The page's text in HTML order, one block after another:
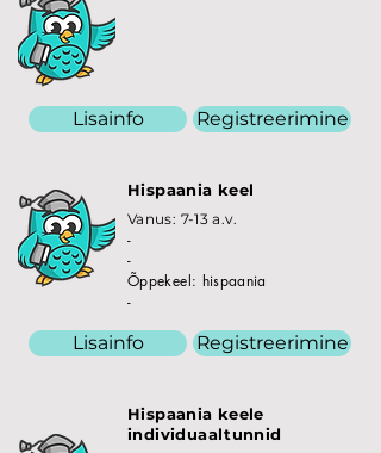
Lisainfo Registreerimine
Hispaania keel
Vanus: 7-13 a.v.
-
-
Õppekeel: hispaania
-
Lisainfo Registreerimine
Hispaania keele
individuaaltunnid